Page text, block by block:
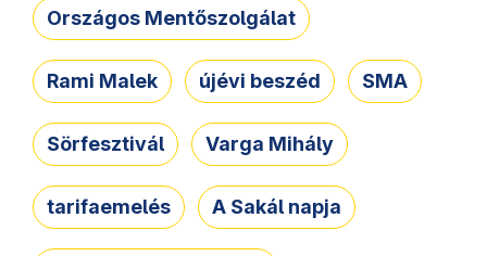
Országos Mentőszolgálat
Rami Malek újévi beszéd SMA
Sörfesztivál Varga Mihály
tarifaemelés A Sakál napja